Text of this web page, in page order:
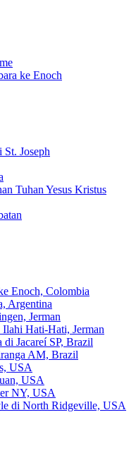
ke Enoch
Joseph
Tuhan Yesus Kristus
Enoch, Colombia
Argentina
Jerman
Ilahi Hati-Hati, Jerman
di Jacareí SP, Brazil
AM, Brazil
USA
USA
NY, USA
di North Ridgeville, USA